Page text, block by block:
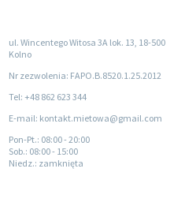
ul. Wincentego Witosa 3A lok. 13, 18-500
Kolno
Nr zezwolenia: FAPO.B.8520.1.25.2012
Tel: +48 862 623 344
E-mail: kontakt.mietowa@gmail.com
Pon-Pt.: 08:00 - 20:00
Sob.: 08:00 - 15:00
Niedz.: zamknięta